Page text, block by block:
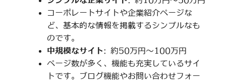
コーポレートサイトや企業紹介ページな
ど、基本的な情報を掲載するシンプルなも
のです。
中規模なサイト: 約50万円～100万円
ページ数が多く、機能も充実しているサイ
トです。ブログ機能やお問い合わせフォー